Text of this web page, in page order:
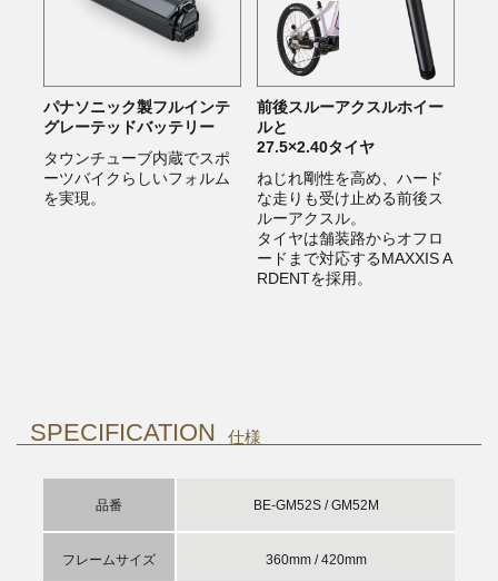
パナソニック製フルインテ
グレーテッドバッテリー
タウンチューブ内蔵でスポ
ーツバイクらしいフォルム
を実現。
前後スルーアクスルホイー
ルと
27.5×2.40タイヤ
ねじれ剛性を高め、ハード
な走りも受け止める前後ス
ルーアクスル。
タイヤは舗装路からオフロ
ードまで対応するMAXXIS A
RDENTを採用。
SPECIFICATION 仕様
品番 BE-GM52S / GM52M
フレームサイズ 360mm / 420mm